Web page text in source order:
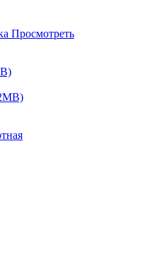
Просмотреть